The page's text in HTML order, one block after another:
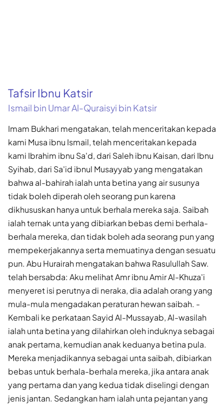
Tafsir Ibnu Katsir
Ismail bin Umar Al-Quraisyi bin Katsir
Imam Bukhari mengatakan, telah menceritakan kepada
kami Musa ibnu Ismail, telah menceritakan kepada
kami Ibrahim ibnu Sa'd, dari Saleh ibnu Kaisan, dari Ibnu
Syihab, dari Sa'id ibnul Musayyab yang mengata­kan
bahwa al-bahirah ialah unta betina yang air susunya
tidak boleh diperah oleh seorang pun karena
dikhususkan hanya untuk berhala mereka saja. Saibah
ialah ternak unta yang dibiarkan bebas demi berhala-
berhala mereka, dan tidak boleh ada seorang pun yang
mempekerjakan­nya serta memuatinya dengan sesuatu
pun. Abu Hurairah mengatakan bahwa Rasulullah Saw.
telah bersabda: Aku melihat Amr ibnu Amir Al-Khuza'i
menyeret isi perutnya di neraka, dia adalah orang yang
mula-mula mengadakan peraturan hewan saibah. -
Kembali ke perkataan Sayid Al-Mussayab, Al-wasilah
ialah unta betina yang dilahirkan oleh induknya sebagai
anak pertama, kemudian anak keduanya betina pula.
Mereka menjadikannya sebagai unta saibah, dibiarkan
bebas untuk berhala-berhala mereka, jika antara anak
yang pertama dan yang kedua tidak diselingi dengan
jenis jantan. Sedangkan ham ialah unta pejantan yang